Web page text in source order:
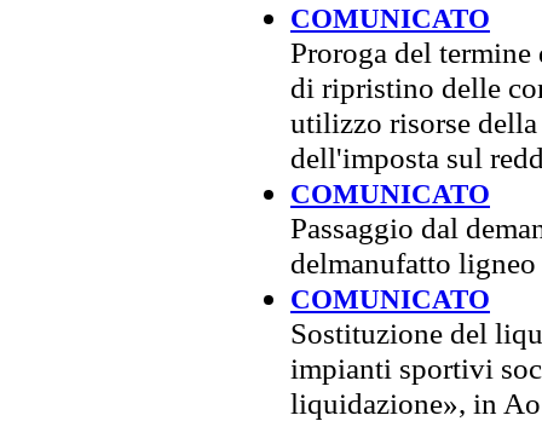
COMUNICATO
Proroga del
di ripristino delle
utilizzo risorse
dell'imposta sul
COMUNICATO
Passaggio dal
delmanufatto
COMUNICATO
Sostituzione del
impianti sportivi
liquidazione», in